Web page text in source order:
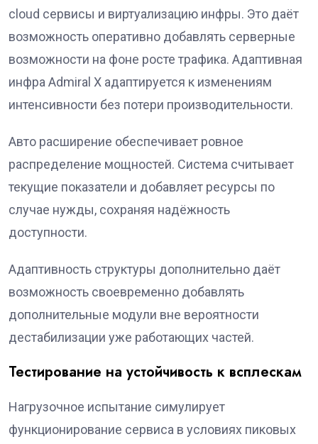
cloud сервисы и виртуализацию инфры. Это даёт
возможность оперативно добавлять серверные
возможности на фоне росте трафика. Адаптивная
инфра Admiral X адаптируется к изменениям
интенсивности без потери производительности.
Авто расширение обеспечивает ровное
распределение мощностей. Система считывает
текущие показатели и добавляет ресурсы по
случае нужды, сохраняя надёжность
доступности.
Адаптивность структуры дополнительно даёт
возможность своевременно добавлять
дополнительные модули вне вероятности
дестабилизации уже работающих частей.
Тестирование на устойчивость к всплескам
Нагрузочное испытание симулирует
функционирование сервиса в условиях пиковых